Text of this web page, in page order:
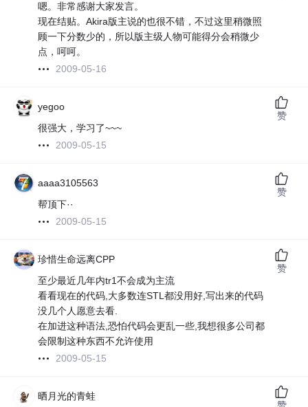
嗯。非常感谢大家发言。
现在结贴。Akira版主说的也很不错，不过这里稍微照
顾一下分数少的，所以版主级人物可能得分会稍微少
点，呵呵。
2009-05-16
yegoo
很强大，学习了~~~
2009-05-15
赞
aaaa3105563
帮顶下··
2009-05-15
赞
珍惜生命远离CPP
至少最近几年内tr1不会成为主流
看看现在的代码,大多数连STL都没用好,写出来的代码
没几个人愿意去看.
在加进这种语法,恐怕代码会更乱一些,我想很多公司都
会限制这种东西不允许使用
2009-05-15
赞
晒月光的青蛙
赞